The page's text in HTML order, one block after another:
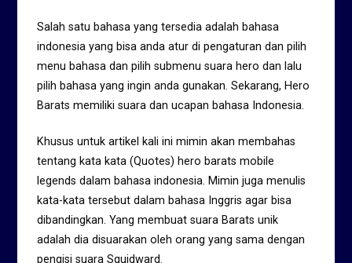
Salah satu bahasa yang tersedia adalah bahasa
indonesia yang bisa anda atur di pengaturan dan pilih
menu bahasa dan pilih submenu suara hero dan lalu
pilih bahasa yang ingin anda gunakan. Sekarang, Hero
Barats memiliki suara dan ucapan bahasa Indonesia.
Khusus untuk artikel kali ini mimin akan membahas
tentang kata kata (Quotes) hero barats mobile
legends dalam bahasa indonesia. Mimin juga menulis
kata-kata tersebut dalam bahasa Inggris agar bisa
dibandingkan. Yang membuat suara Barats unik
adalah dia disuarakan oleh orang yang sama dengan
pengisi suara Squidward.